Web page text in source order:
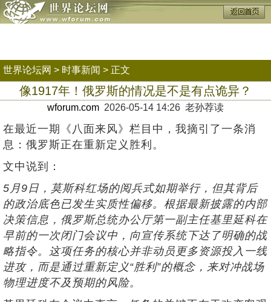
世界论坛网 > 时事新闻 > 正文
像1917年！俄罗斯的情况是不是有点诡异？
wforum.com 2026-05-14 14:26 老孙荐读
在最近一期《八面来风》栏目中，我摘引了一条消
息：俄罗斯正在重新定义胜利。
文中说到：
5月9日，莫斯科红场的阅兵式如期举行，但其背后
的政治底色已发生实质性偏移。根据最新披露的内部
决策信息，俄罗斯总统办公厅第一副主任基里延科在
早前的一次闭门会议中，向宣传系统下达了明确的战
略指令。这项任务的核心并非动员更多资源投入一线
进攻，而是通过重新定义“胜利”的概念，来对冲战场
物理进度不及预期的风险。